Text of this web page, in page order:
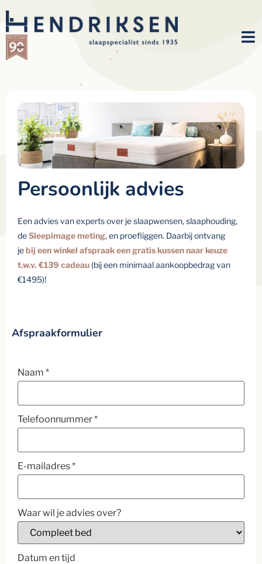
Persoonlijk advies
Een advies van experts over je slaapwensen, slaaphouding,
deSleepimage meting, en proefliggen. Daarbij ontvang
jebij een winkel afspraak een gratis kussen naar keuze
t.w.v. €139 cadeau (bij een minimaal aankoopbedrag van
€1495)!
Afspraakformulier
Naam *
Telefoonnummer*
E-mailadres*
Waar wil je advies over?
Datum en tijd